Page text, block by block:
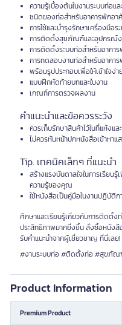
ความรู้เบื้องต้นในงานระบบท่อ
ชนิดของท่อสำหรับอาคารพักอา
การใช้และบำรุงรักษาเครื่องมือ
การติดตั้งสุขภัณฑ์และอุปกรณ์ง
การติดตั้งระบบท่อสำหรับอาคา
การทดสอบงานท่อสำหรับอาคา
พร้อมรูปประกอบเพื่อให้เข้าใจง่
แบบฝึกหัดท้ายบทและใบงาน
เกณฑ์การตรวจผลงาน
คำแนะนำและข้อควรระวัง
ควรเก็บรักษาสินค้าไว้ในที่แห้งแ
ไม่ควรหันหน้าปกหนังสือเข้าหา
Tip. เทคนิคเล็กๆ ที่แนะนำ
สร้างแรงบันดาลใจในการเรีย
ความรู้ของคุณ
ใช้หนังสือเป็นคู่มือในงานปฏิบัติ
ศึกษาและเรียนรู้เกี่ยวกับการติดตั้
ประสิทธิภาพมากยิ่งขึ้น สั่งซื้อหนัง
รับคำแนะนำจากผู้เชี่ยวชาญ ที่นี่เลย!
#งานระบบท่อ #ติดตั้งท่อ #สุขภัณ
Product Information
Premium Product